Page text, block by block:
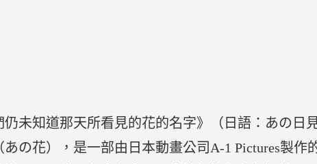
仍未知道那天所看見的花的名字》（日語：あの
あの花），是一部由日本動畫公司A-1 Pictures製